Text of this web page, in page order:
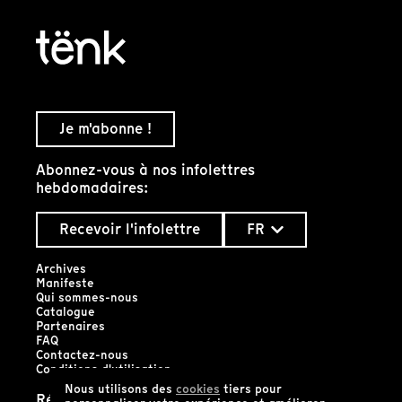
Nous utilisons des cookies tiers pour
Je m'abonne !
Abonnez-vous à nos infolettres
hebdomadaires:
Recevoir l'infolettre
FR
Archives
Manifeste
Qui sommes-nous
Catalogue
Partenaires
FAQ
Contactez-nous
Conditions d'utilisation